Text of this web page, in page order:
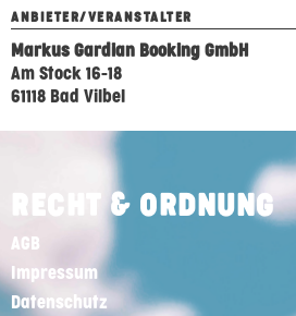
ANBIETER/VERANSTALTER
Markus Gardian Booking GmbH
Am Stock 16-18
61118 Bad Vilbel
RECHT & ORDNUNG
AGB
Impressum
Datenschutz